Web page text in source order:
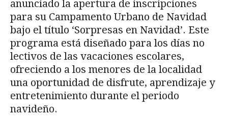
anunciado la apertura de inscripciones
para su Campamento Urbano de Navidad
bajo el título ‘Sorpresas en Navidad’. Este
programa está diseñado para los días no
lectivos de las vacaciones escolares,
ofreciendo a los menores de la localidad
una oportunidad de disfrute, aprendizaje y
entretenimiento durante el periodo
navideño.